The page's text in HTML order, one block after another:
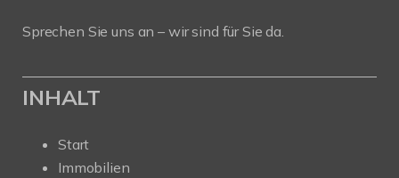
Sprechen Sie uns an – wir sind für Sie da.
INHALT
Start
Immobilien